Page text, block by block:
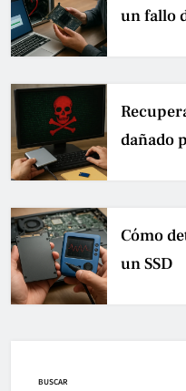
un fallo
dañado
Cómo
un SSD
BUSCAR